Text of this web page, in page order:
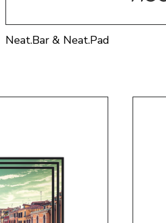
Neat.Bar & Neat.Pad